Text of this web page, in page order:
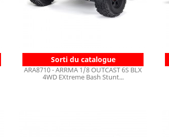
Sorti du catalogue
ARA8710 - ARRMA 1/8 OUTCAST 6S BLX
4WD EXtreme Bash Stunt...